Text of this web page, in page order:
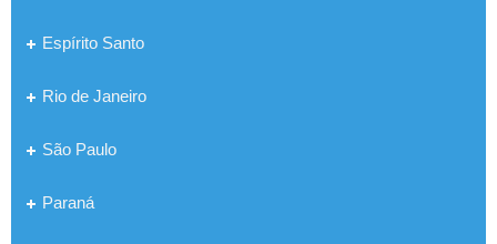
Espírito Santo
Rio de Janeiro
São Paulo
Paraná